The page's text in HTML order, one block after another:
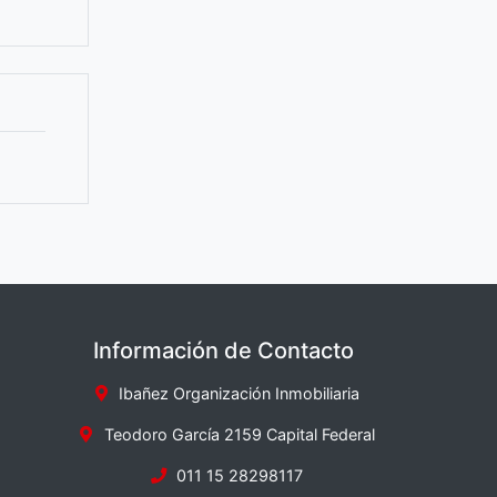
Información de Contacto
Ibañez Organización Inmobiliaria
Teodoro García 2159 Capital Federal
011 15 28298117